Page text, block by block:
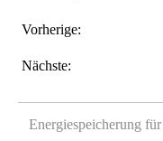
Vorherige:
Nächste:
Energiespeicherung